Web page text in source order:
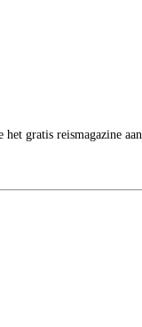
gratis reismagazine aan.